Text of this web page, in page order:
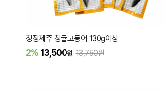
청정제주 청귤고등어 130g이상
2% 13,500원 13,750원